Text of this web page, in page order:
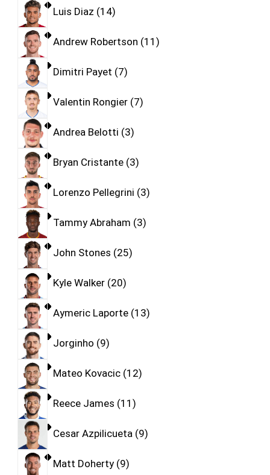
Luis Diaz 14
Andrew Robertson 11
Dimitri Payet 7
Valentin Rongier 7
Andrea Belotti 3
Bryan Cristante 3
Lorenzo Pellegrini 3
Tammy Abraham 3
John Stones 25
Kyle Walker 20
Aymeric Laporte 13
Jorginho 9
Mateo Kovacic 12
Reece James 11
Cesar Azpilicueta 9
Matt Doherty 9